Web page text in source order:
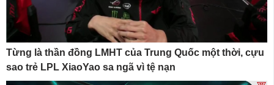
Từng là thần đồng LMHT của Trung Quốc một thời, cựu
sao trẻ LPL XiaoYao sa ngã vì tệ nạn